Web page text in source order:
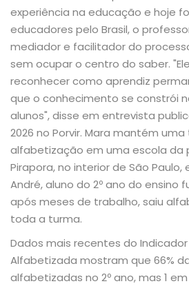
experiência na educação e hoje
educadores pelo Brasil, o
mediador e facilitador do
sem ocupar o centro do saber.
reconhecer como aprendiz
que o conhecimento se constrói
alunos", disse em entrevista
2026 no Porvir. Mara mantém
alfabetização em uma escola da
Pirapora, no interior de São
André, aluno do 2º ano do ensino
após meses de trabalho, saiu
toda a turma.
Dados mais recentes do
Alfabetizada mostram que 66%
alfabetizadas no 2º ano, mas 1